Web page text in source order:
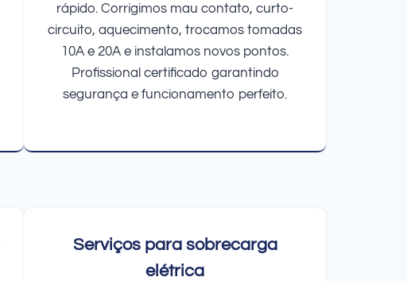
rápido. Corrigimos mau contato, curto-
circuito, aquecimento, trocamos tomadas
10A e 20A e instalamos novos pontos.
Profissional certificado garantindo
segurança e funcionamento perfeito.
Serviços para sobrecarga
elétrica